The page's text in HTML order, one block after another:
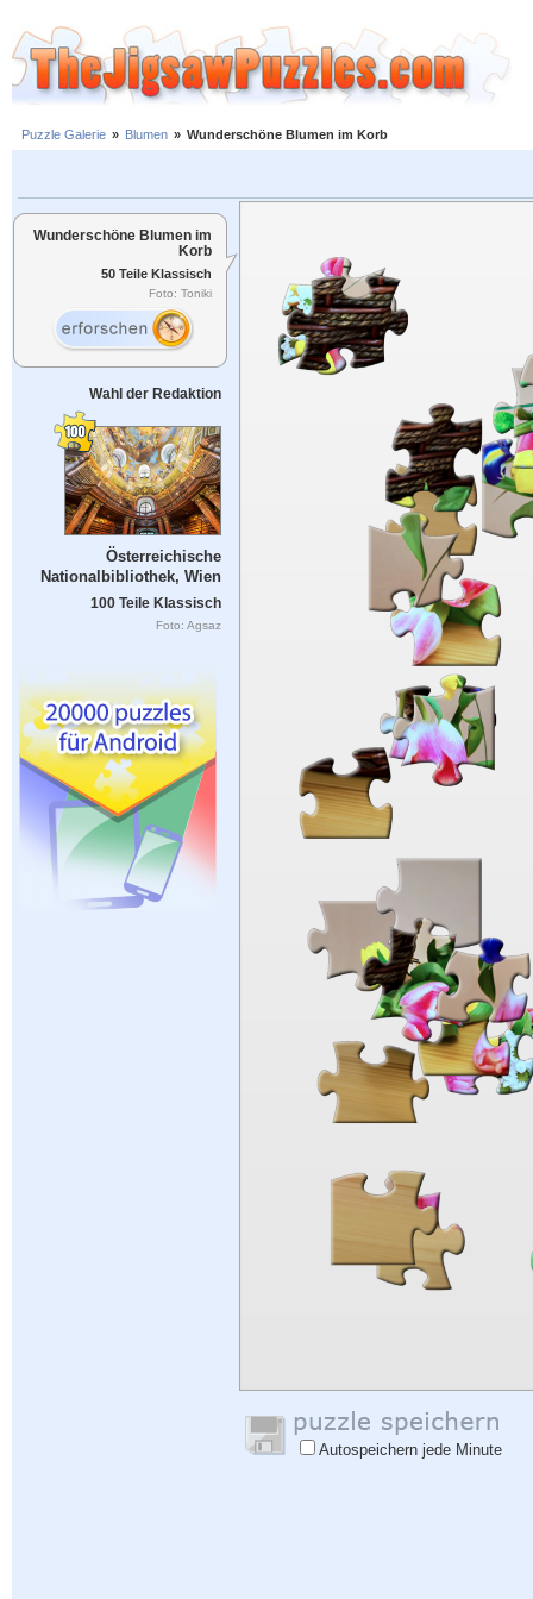
Puzzle Galerie » Blumen » Wunderschöne Blumen im Korb
Wunderschöne Blumen im
Korb
50 Teile Klassisch
Foto: Toniki
Wahl der Redaktion
Österreichische
Nationalbibliothek, Wien
100 Teile Klassisch
Foto: Agsaz
Autospeichern jede Minute